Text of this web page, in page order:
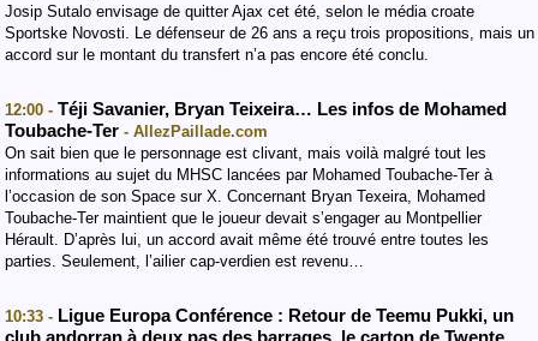
Josip Sutalo envisage de quitter Ajax cet été, selon le média croate
Sportske Novosti. Le défenseur de 26 ans a reçu trois propositions, mais un
accord sur le montant du transfert n’a pas encore été conclu.
12:00 - Téji Savanier, Bryan Teixeira… Les infos de Mohamed
Toubache-Ter - AllezPaillade.com
On sait bien que le personnage est clivant, mais voilà malgré tout les
informations au sujet du MHSC lancées par Mohamed Toubache-Ter à
l’occasion de son Space sur X. Concernant Bryan Texeira, Mohamed
Toubache-Ter maintient que le joueur devait s’engager au Montpellier
Hérault. D’après lui, un accord avait même été trouvé entre toutes les
parties. Seulement, l’ailier cap-verdien est revenu…
10:33 - Ligue Europa Conférence : Retour de Teemu Pukki, un